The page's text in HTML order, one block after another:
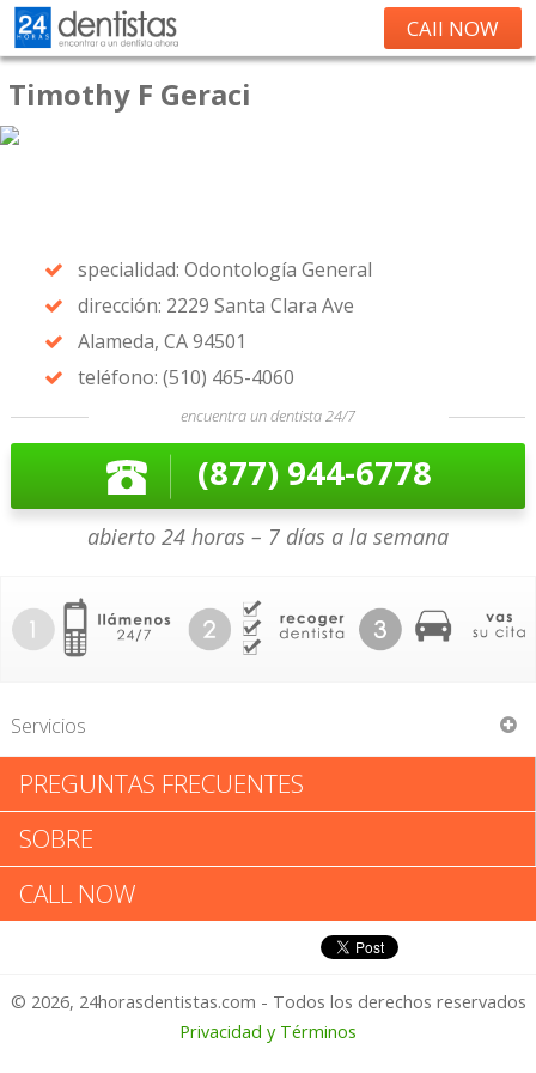
CAll NOW
Timothy F Geraci
specialidad: Odontología General
dirección: 2229 Santa Clara Ave
Alameda, CA 94501
teléfono: (510) 465-4060
encuentra un dentista 24/7
(877) 944-6778
abierto 24 horas – 7 días a la semana
Servicios
Timothy F Geraci
Timothy F Geraci: Califica tu
Experiencia
1 – No Feliz
PREGUNTAS FRECUENTES
SOBRE
CALL NOW
© 2026, 24horasdentistas.com - Todos los derechos reservados
Privacidad y Términos